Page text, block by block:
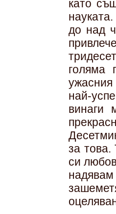
като
до над
голяма
най-
винаги
за това.
си